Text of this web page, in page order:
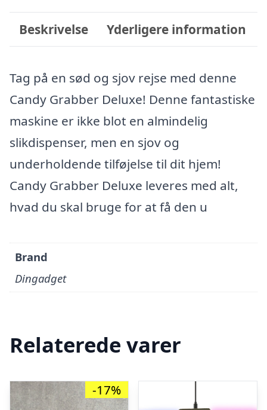
Beskrivelse Yderligere information
Tag på en sød og sjov rejse med denne
Candy Grabber Deluxe! Denne fantastiske
maskine er ikke blot en almindelig
slikdispenser, men en sjov og
underholdende tilføjelse til dit hjem!
Candy Grabber Deluxe leveres med alt,
hvad du skal bruge for at få den u
Brand
Dingadget
Relaterede varer
-17%